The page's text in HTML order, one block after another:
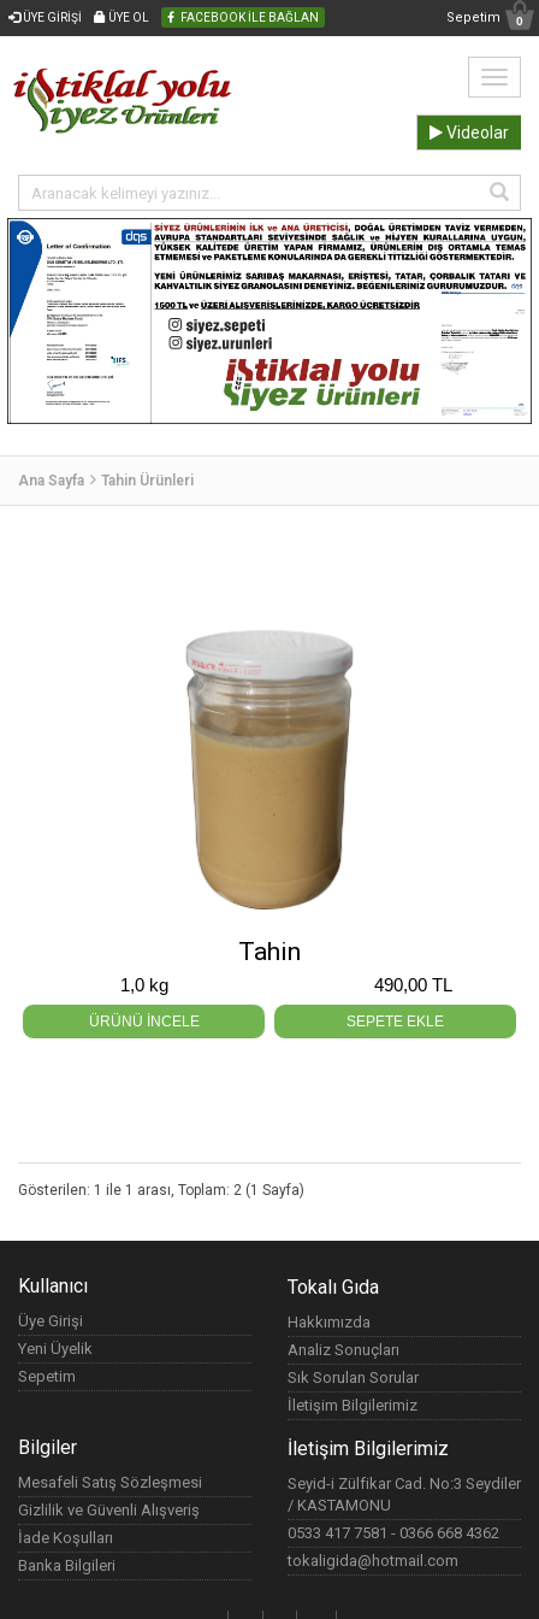
ÜYE GİRİŞİ ÜYE OL FACEBOOK İLE BAĞLAN Sepetim 0
Videolar
Ana Sayfa Tahin Ürünleri
Tahin
1,0 kg 490,00 TL
ÜRÜNÜ İNCELE SEPETE EKLE
Gösterilen: 1 ile 1 arası, Toplam: 2 (1 Sayfa)
Kullanıcı
Üye Girişi
Yeni Üyelik
Sepetim
Tokalı Gıda
Hakkımızda
Analiz Sonuçları
Sık Sorulan Sorular
İletişim Bilgilerimiz
Bilgiler
Mesafeli Satış Sözleşmesi
Gizlilik ve Güvenli Alışveriş
İade Koşulları
Banka Bilgileri
İletişim Bilgilerimiz
Seyid-i Zülfikar Cad. No:3 Seydiler
/ KASTAMONU
0533 417 7581 - 0366 668 4362
tokaligida@hotmail.com